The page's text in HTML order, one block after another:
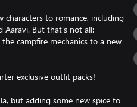
characters to romance, including
Aaravi. But that's not all:
campfire mechanics to a new
exclusive outfit packs!
but adding some new spice to